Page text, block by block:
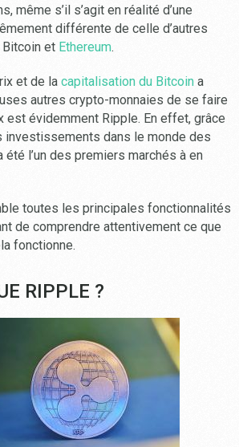
même s’il s’agit en réalité d’une
différente de celle d’autres
et Ethereum.
et de la capitalisation du Bitcoina
autres crypto-monnaies de se faire
est évidemment Ripple. En effet, grâce
investissements dans le monde des
l’un des premiers marchés à en
toutes les principales fonctionnalités
de comprendre attentivement ce que
fonctionne.
RIPPLE ?